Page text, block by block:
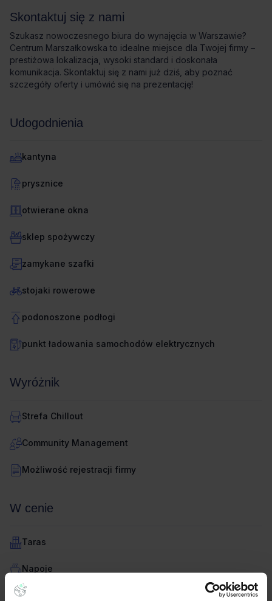
Skontaktuj się z nami
Szukasz nowoczesnego biura do wynajęcia w Warszawie?
Centrum Marszałkowska to idealne miejsce dla Twojej firmy –
prestiżowa lokalizacja, wysoki standard i doskonała
komunikacja. Skontaktuj się z nami już dziś, aby poznać
szczegóły oferty i umówić się na prezentację!
Udogodnienia
kantyna
prysznice
otwierane okna
sklep spożywczy
zamykane szafki
stojaki rowerowe
podonoszone podłogi
punkt ładowania samochodów elektrycznych
Wyróżnik
Strefa Chillout
Community Management
Możliwość rejestracji firmy
W cenie
Taras
Napoje
Umeblowane